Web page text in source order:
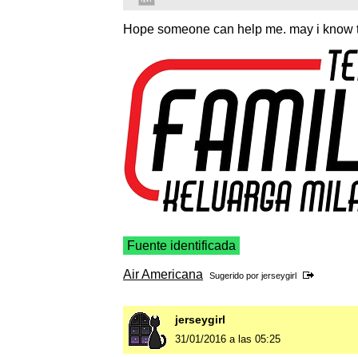
Hope someone can help me. may i know
Fuente identificada
Air Americana Sugerido por jerseygirl
jerseygirl
31/01/2016 a las 05:25